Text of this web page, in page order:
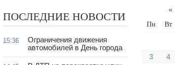
ПОСЛЕДНИЕ НОВОСТИ
15:36
Ограничения движения
автомобилей в День города
«
Пн Вт
3 4